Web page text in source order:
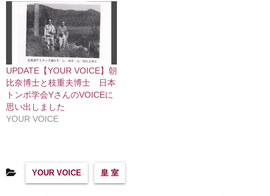
UPDATE【YOUR VOICE】朝
比奈博士と枝重夫博士 日本
トンボ学会YさんのVOICEに
思い出しました
YOUR VOICE
YOUR VOICE 皇 室